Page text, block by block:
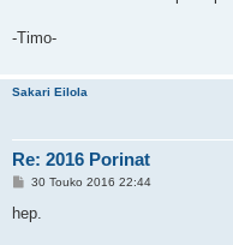
-Timo-
Sakari Eilola
Re: 2016 Porinat
V
e
s
30 Touko 2016 22:44
hep.